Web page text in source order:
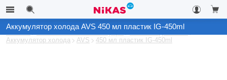
Каталог Автомобильные аксессуары
Аккумулятор холода
AVS 450 мл пластик IG-450ml
Аккумулятор холода AVS 450 мл пластик IG-450ml